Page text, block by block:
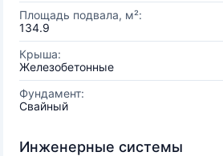
Площадь подвала, м²:
134.9
Крыша:
Железобетонные
Фундамент:
Свайный
Инженерные системы